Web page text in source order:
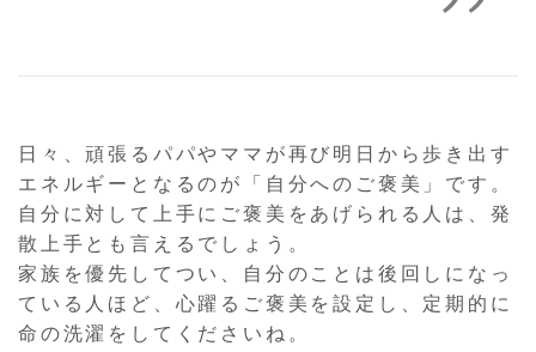
日々、頑張るパパやママが再び明日から歩き出す
エネルギーとなるのが「自分へのご褒美」です。
自分に対して上手にご褒美をあげられる人は、発
散上手とも言えるでしょう。
家族を優先してつい、自分のことは後回しになっ
ている人ほど、心躍るご褒美を設定し、定期的に
命の洗濯をしてくださいね。